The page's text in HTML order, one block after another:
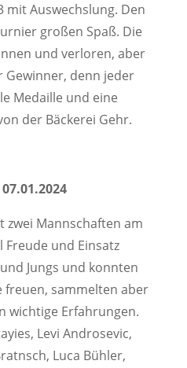
mit Auswechslung. Den
großen Spaß. Die
und verloren, aber
Gewinner, denn jeder
Medaille und eine
der Bäckerei Gehr.
zwei Mannschaften am
und Einsatz
Jungs und konnten
freuen, sammelten aber
wichtige Erfahrungen.
Levi Androsevic,
Luca Bühler,